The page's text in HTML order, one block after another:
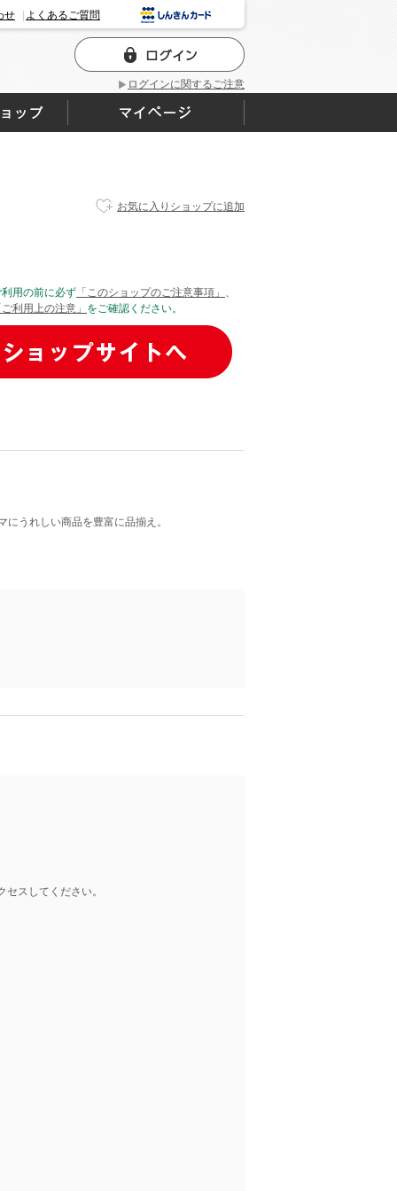
ログインに関するご注意
せ よくあるご質問
お気に入りショップに追加
利用の前に必ず 「このショップのご注意事項」 、
ご利用上の注意」 をご確認ください。
うれしい商品を豊富に品揃え。
スしてください。